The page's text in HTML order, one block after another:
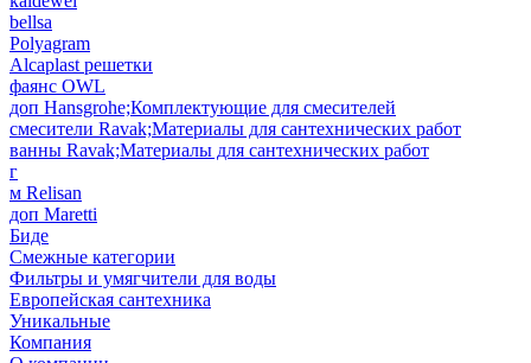
bellsa
Polyagram
Alcaplast решетки
фаянс OWL
доп Hansgrohe;Комплектующие для смесителей
смесители Ravak;Материалы для сантехнических работ
ванны Ravak;Материалы для сантехнических работ
г
м Relisan
доп Maretti
Биде
Смежные категории
Фильтры и умягчители для воды
Европейская сантехника
Уникальные
Компания